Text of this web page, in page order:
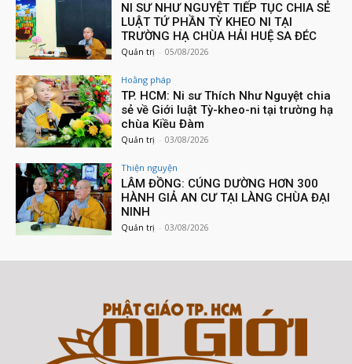
NI SƯ NHƯ NGUYỆT TIẾP TỤC CHIA SẺ
LUẬT TỨ PHẦN TỲ KHEO NI TẠI
TRƯỜNG HẠ CHÙA HẢI HUỆ SA ĐÉC
Quản trị - 05/08/2026
Hoằng pháp
TP. HCM: Ni sư Thích Như Nguyệt chia
sẻ về Giới luật Tỳ-kheo-ni tại trường hạ
chùa Kiều Đàm
Quản trị - 03/08/2026
Thiện nguyện
LÂM ĐỒNG: CÚNG DƯỜNG HƠN 300
HÀNH GIẢ AN CƯ TẠI LÀNG CHÙA ĐẠI
NINH
Quản trị - 03/08/2026